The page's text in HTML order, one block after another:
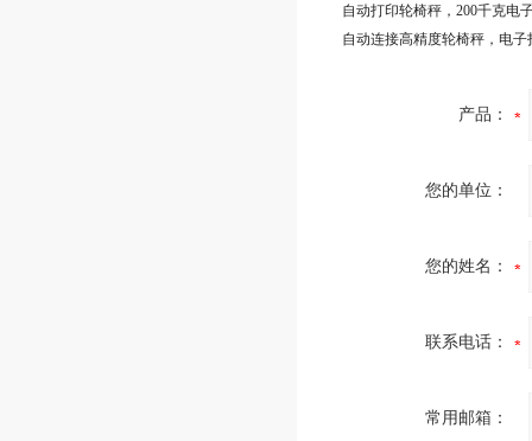
自动打印轮椅秤，200千克电
自动连接高精度轮椅秤，电子
产品：
您的单位：
您的姓名：
联系电话：
常用邮箱：